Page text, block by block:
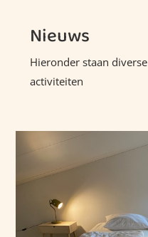
Nieuws
Hieronder staan
activiteiten